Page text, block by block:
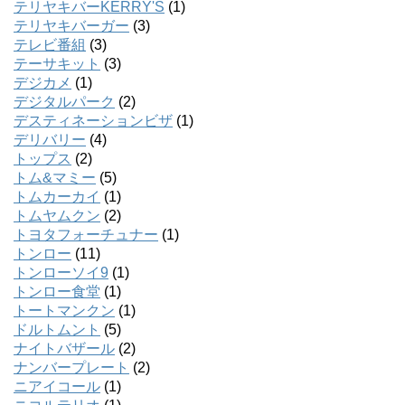
テリヤキバーKERRY'S (1)
テリヤキバーガー (3)
テレビ番組 (3)
テーサキット (3)
デジカメ (1)
デジタルパーク (2)
デスティネーションビザ (1)
デリバリー (4)
トップス (2)
トム&マミー (5)
トムカーカイ (1)
トムヤムクン (2)
トヨタフォーチュナー (1)
トンロー (11)
トンローソイ9 (1)
トンロー食堂 (1)
トートマンクン (1)
ドルトムント (5)
ナイトバザール (2)
ナンバープレート (2)
ニアイコール (1)